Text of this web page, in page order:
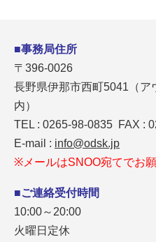
■事務局住所
〒396-0026
長野県伊那市西町5041（
内）
TEL : 0265-98-0835 FAX :
E-mail : info@odsk.jp
※メールはSNOO宛てでお
■ご連絡受付時間
10:00～20:00
火曜日定休